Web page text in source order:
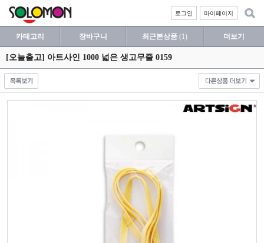
마이페이지
로그인
카테고리 장바구니 최근본상품 (1) 더보기
[오늘출고] 아트사인 1000 넓은 생고무줄 0159